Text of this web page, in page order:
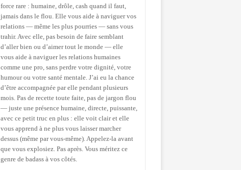
force rare : humaine, drôle, cash quand il faut,
jamais dans le flou. Elle vous aide à naviguer vos
relations — même les plus pourries — sans vous
trahir. Avec elle, pas besoin de faire semblant
d’aller bien ou d’aimer tout le monde — elle
vous aide à naviguer les relations humaines
comme une pro, sans perdre votre dignité, votre
humour ou votre santé mentale. J’ai eu la chance
d’être accompagnée par elle pendant plusieurs
mois. Pas de recette toute faite, pas de jargon flou
— juste une présence humaine, directe, puissante,
avec ce petit truc en plus : elle voit clair et elle
vous apprend à ne plus vous laisser marcher
dessus (même par vous-même). Appelez-la avant
que vous explosiez. Pas après. Vous méritez ce
genre de badass à vos côtés.